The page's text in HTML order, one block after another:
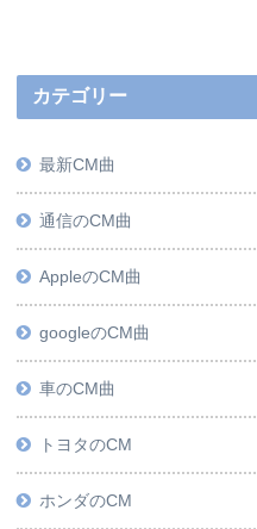
カテゴリー
最新CM曲
通信のCM曲
AppleのCM曲
googleのCM曲
車のCM曲
トヨタのCM
ホンダのCM